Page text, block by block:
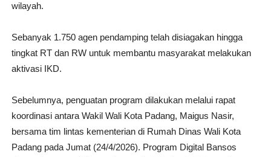
wilayah.
Sebanyak 1.750 agen pendamping telah disiagakan hingga
tingkat RT dan RW untuk membantu masyarakat melakukan
aktivasi IKD.
Sebelumnya, penguatan program dilakukan melalui rapat
koordinasi antara Wakil Wali Kota Padang, Maigus Nasir,
bersama tim lintas kementerian di Rumah Dinas Wali Kota
Padang pada Jumat (24/4/2026). Program Digital Bansos